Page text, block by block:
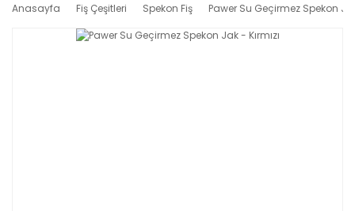
Anasayfa Fiş Çeşitleri Spekon Fiş Pawer Su Geçirmez Spekon Jak